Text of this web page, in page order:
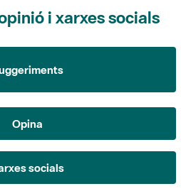
i xarxes socials
Opina
socials